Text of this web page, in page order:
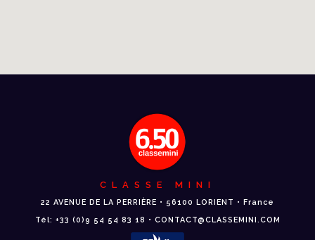
CLASSE MINI
22 AVENUE DE LA PERRIÈRE • 56100 LORIENT • France
Tél: +33 (0)9 54 54 83 18 • CONTACT@CLASSEMINI.COM